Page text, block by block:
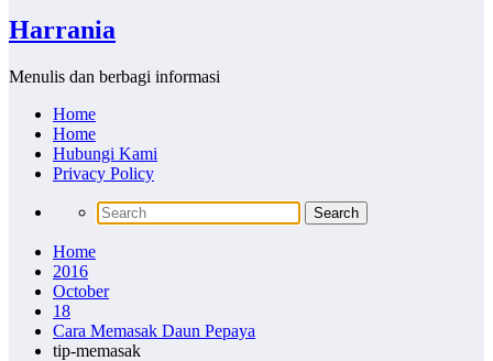
Harrania
Menulis dan berbagi informasi
Home
Home
Hubungi Kami
Privacy Policy
Home
2016
October
18
Cara Memasak Daun Pepaya
tip-memasak